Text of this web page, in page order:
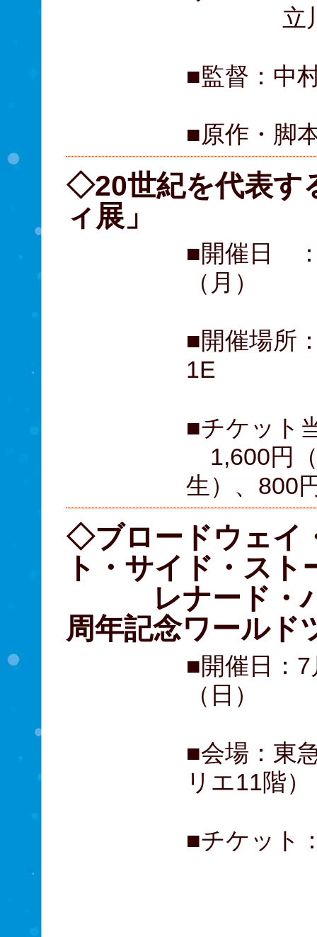
立川談
■監督：中
■原作・脚
◇20世紀を代表す
ィ展」
■開催日
（月）
■開催場所
1E
■チケット
1,600円
生）、800
◇ブロードウェイ
ト・サイド・スト
レナード・バ
周年記念ワールド
■開催日：
（日）
■会場：東
リエ11階）
■チケット